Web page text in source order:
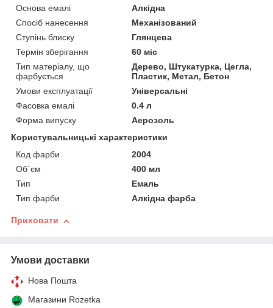
Основа емалі
Алкідна
Спосіб нанесення
Механізований
Ступінь блиску
Глянцева
Термін зберігання
60 міс
Тип матеріалу, що
фарбується
Дерево, Штукатурка, Цегла,
Пластик, Метал, Бетон
Умови експлуатації
Універсальні
Фасовка емалі
0.4 л
Форма випуску
Аерозоль
Користувальницькі характеристики
Код фарби
2004
Об`єм
400 мл
Тип
Емаль
Тип фарби
Алкідна фарба
Приховати
Умови доставки
Нова Пошта
Магазини Rozetka